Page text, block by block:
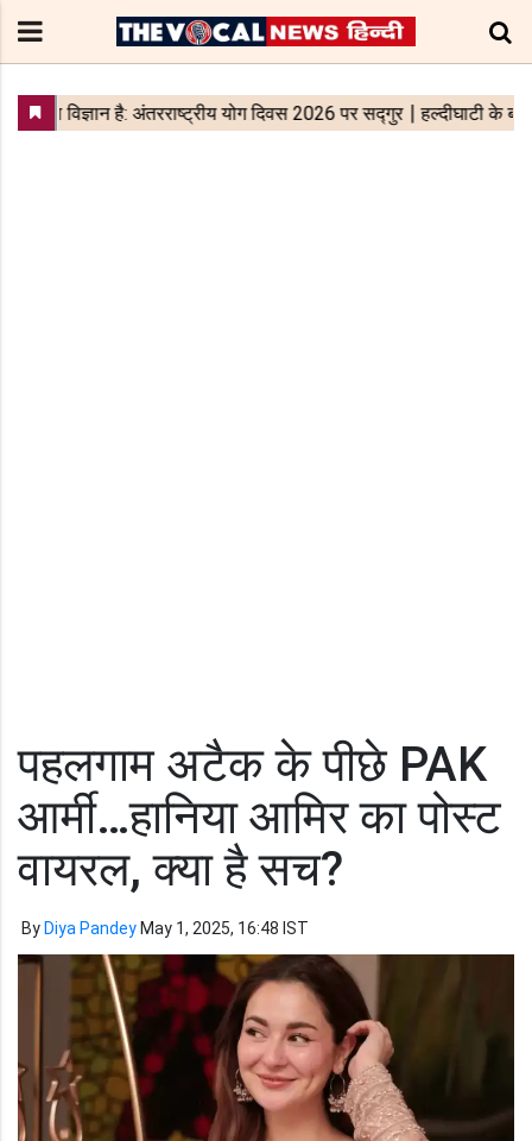
पहलगाम अटैक के पीछे PAK
आर्मी…हानिया आमिर का पोस्ट
वायरल, क्या है सच?
By Diya Pandey May 1, 2025, 16:48 IST